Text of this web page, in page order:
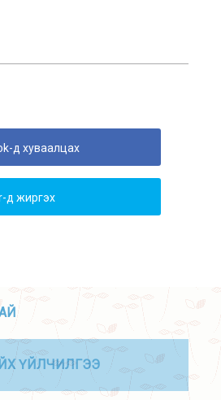
д хуваалцах
д жиргэх
ҮЙЛЧИЛГЭЭ